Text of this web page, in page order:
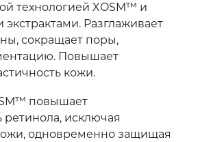
технологией XOSM™ и
Разглаживает
сокращает поры,
Повышает
кожи.
повышает
ретинола, исключая
одновременно защищая